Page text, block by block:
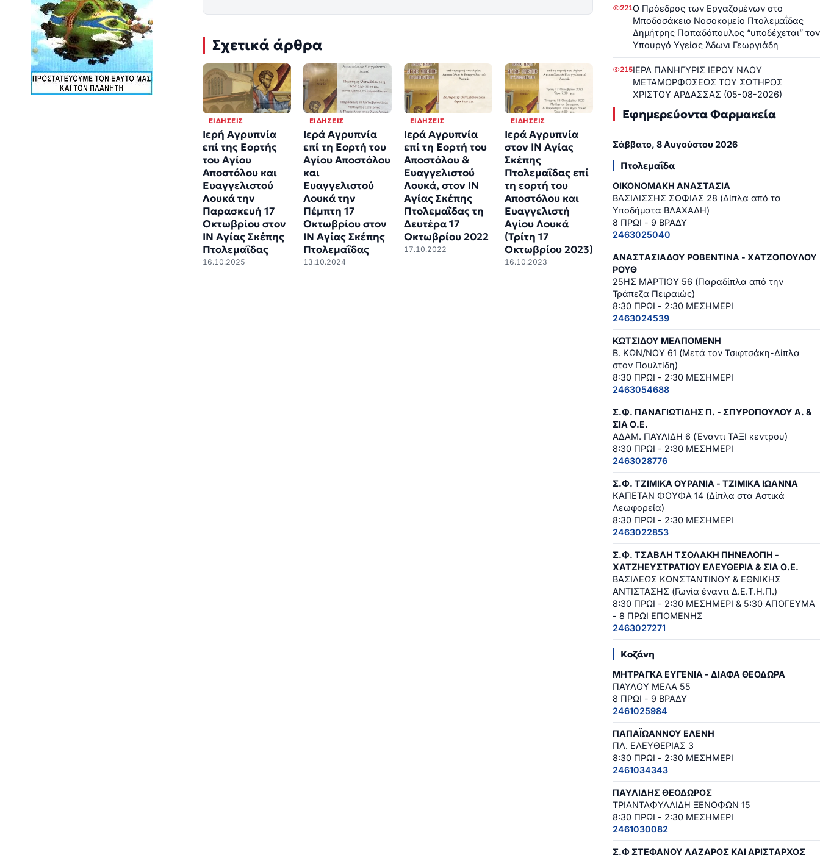
Σχετικά άρθρα
ΕΙΔΉΣΕΙΣ
Ιερή Αγρυπνία
επί της Εορτής
του Αγίου
Αποστόλου και
Ευαγγελιστού
Λουκά την
Παρασκευή 17
Οκτωβρίου στον
ΙΝ Αγίας Σκέπης
Πτολεμαΐδας
16.10.2025
ΕΙΔΉΣΕΙΣ
Ιερά Αγρυπνία
επί τη Εορτή του
Αγίου Αποστόλου
και
Ευαγγελιστού
Λουκά την
Πέμπτη 17
Οκτωβρίου στον
ΙΝ Αγίας Σκέπης
Πτολεμαΐδας
13.10.2024
ΕΙΔΉΣΕΙΣ
Ιερά Αγρυπνία
επί τη Εορτή του
Αποστόλου &
Ευαγγελιστού
Λουκά, στον ΙΝ
Αγίας Σκέπης
Πτολεμαΐδας τη
Δευτέρα 17
Οκτωβρίου 2022
17.10.2022
ΕΙΔΉΣΕΙΣ
Ιερά Αγρυπνία
στον ΙΝ Αγίας
Σκέπης
Πτολεμαΐδας επί
τη εορτή του
Αποστόλου και
Ευαγγελιστή
Αγίου Λουκά
(Τρίτη 17
Οκτωβρίου 2023)
16.10.2023
221Ο Πρόεδρος των Εργαζομένων στο
Μποδοσάκειο Νοσοκομείο Πτολεμαΐδας
Δημήτρης Παπαδόπουλος “υποδέχεται” τον
Υπουργό Υγείας Άδωνι Γεωργιάδη
215ΙΕΡΑ ΠΑΝΗΓΥΡΙΣ ΙΕΡΟΥ ΝΑΟΥ
ΜΕΤΑΜΟΡΦΩΣΕΩΣ ΤΟΥ ΣΩΤΗΡΟΣ
ΧΡΙΣΤΟΥ ΑΡΔΑΣΣΑΣ (05-08-2026)
Εφημερεύοντα Φαρμακεία
Σάββατο, 8 Αυγούστου 2026
Πτολεμαΐδα
ΟΙΚΟΝΟΜΑΚΗ ΑΝΑΣΤΑΣΙΑ
ΒΑΣΙΛΙΣΣΗΣ ΣΟΦΙΑΣ 28 (Δίπλα από τα
Υποδήματα ΒΛΑΧΑΔΗ)
8 ΠΡΩΙ - 9 ΒΡΑΔΥ
2463025040
ΑΝΑΣΤΑΣΙΑΔΟΥ ΡΟΒΕΝΤΙΝΑ - ΧΑΤΖΟΠΟΥΛΟΥ
ΡΟΥΘ
25ΗΣ ΜΑΡΤΙΟΥ 56 (Παραδίπλα από την
Τράπεζα Πειραιώς)
8:30 ΠΡΩΙ - 2:30 ΜΕΣΗΜΕΡΙ
2463024539
ΚΩΤΣΙΔΟΥ ΜΕΛΠΟΜΕΝΗ
Β. ΚΩΝ/ΝΟΥ 61 (Μετά τον Τσιφτσάκη-Δίπλα
στον Πουλτίδη)
8:30 ΠΡΩΙ - 2:30 ΜΕΣΗΜΕΡΙ
2463054688
Σ.Φ. ΠΑΝΑΓΙΩΤΙΔΗΣ Π. - ΣΠΥΡΟΠΟΥΛΟΥ Α. &
ΣΙΑ Ο.Ε.
ΑΔΑΜ. ΠΑΥΛΙΔΗ 6 (Έναντι ΤΑΞΙ κεντρου)
8:30 ΠΡΩΙ - 2:30 ΜΕΣΗΜΕΡΙ
2463028776
Σ.Φ. ΤΖΙΜΙΚΑ ΟΥΡΑΝΙΑ - ΤΖΙΜΙΚΑ ΙΩΑΝΝΑ
ΚΑΠΕΤΑΝ ΦΟΥΦΑ 14 (Δίπλα στα Αστικά
Λεωφορεία)
8:30 ΠΡΩΙ - 2:30 ΜΕΣΗΜΕΡΙ
2463022853
Σ.Φ. ΤΣΑΒΛΗ ΤΣΟΛΑΚΗ ΠΗΝΕΛΟΠΗ -
ΧΑΤΖΗΕΥΣΤΡΑΤΙΟΥ ΕΛΕΥΘΕΡΙΑ & ΣΙΑ Ο.Ε.
ΒΑΣΙΛΕΩΣ ΚΩΝΣΤΑΝΤΙΝΟΥ & ΕΘΝΙΚΗΣ
ΑΝΤΙΣΤΑΣΗΣ (Γωνία έναντι Δ.Ε.Τ.Η.Π.)
8:30 ΠΡΩΙ - 2:30 ΜΕΣΗΜΕΡΙ & 5:30 ΑΠΟΓΕΥΜΑ
- 8 ΠΡΩΙ ΕΠΟΜΕΝΗΣ
2463027271
Κοζάνη
ΜΗΤΡΑΓΚΑ ΕΥΓΕΝΙΑ - ΔΙΑΦΑ ΘΕΟΔΩΡΑ
ΠΑΥΛΟΥ ΜΕΛΑ 55
8 ΠΡΩΙ - 9 ΒΡΑΔΥ
2461025984
ΠΑΠΑΪΩΑΝΝΟΥ ΕΛΕΝΗ
ΠΛ. ΕΛΕΥΘΕΡΙΑΣ 3
8:30 ΠΡΩΙ - 2:30 ΜΕΣΗΜΕΡΙ
2461034343
ΠΑΥΛΙΔΗΣ ΘΕΟΔΩΡΟΣ
ΤΡΙΑΝΤΑΦΥΛΛΙΔΗ ΞΕΝΟΦΩΝ 15
8:30 ΠΡΩΙ - 2:30 ΜΕΣΗΜΕΡΙ
2461030082
Σ.Φ ΣΤΕΦΑΝΟΥ ΛΑΖΑΡΟΣ ΚΑΙ ΑΡΙΣΤΑΡΧΟΣ